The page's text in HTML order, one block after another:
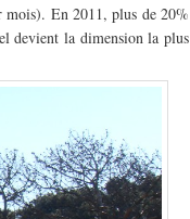
mois). En 2011, plus de 20%
devient la dimension la plus